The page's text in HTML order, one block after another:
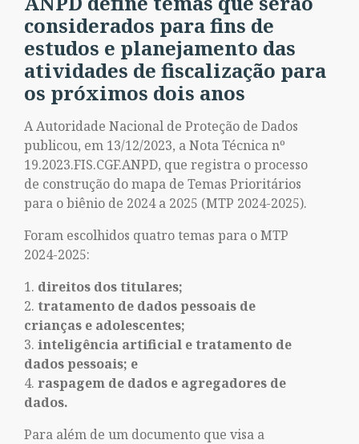
considerados para fins de
estudos e planejamento das
atividades de fiscalização para
os próximos dois anos
A Autoridade Nacional de Proteção de Dados
publicou, em 13/12/2023, a Nota Técnica nº
19.2023.FIS.CGF.ANPD, que registra o processo
de construção do mapa de Temas Prioritários
para o biênio de 2024 a 2025 (MTP 2024-2025).
Foram escolhidos quatro temas para o MTP
2024-2025:
direitos dos titulares;
tratamento de dados pessoais de
crianças e adolescentes;
inteligência artificial e tratamento de
dados pessoais; e
raspagem de dados e agregadores de
dados.
Para além de um documento que visa a